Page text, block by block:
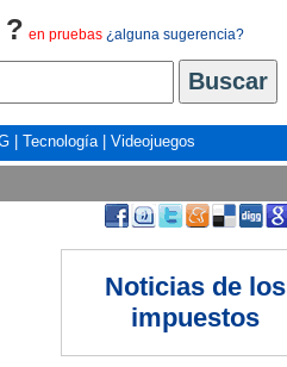
en pruebas ¿alguna sugerencia?
Tecnología| Videojuegos
Noticias de los
impuestos